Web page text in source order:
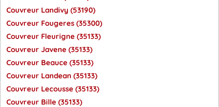
Couvreur Landivy (53190)
Couvreur Fougeres (35300)
Couvreur Fleurigne (35133)
Couvreur Javene (35133)
Couvreur Beauce (35133)
Couvreur Landean (35133)
Couvreur Lecousse (35133)
Couvreur Bille (35133)